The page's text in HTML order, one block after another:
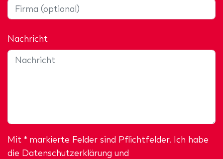
Nachricht
Mit * markierte Felder sind Pflichtfelder. Ich habe
die Datenschutzerklärung und